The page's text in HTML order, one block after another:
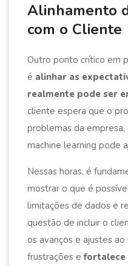
Alinhamento
com o Cliente
Outro ponto crítico em
é alinhar as
realmente pode ser
cliente espera que o
problemas da
machine learning pode
Nessas horas, é
mostrar o que é
limitações de dados e
questão de incluir o
os avanços e ajustes
frustrações efortalece